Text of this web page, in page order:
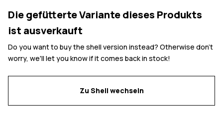
Die gefütterte Variante dieses Produkts
ist ausverkauft
Do you want to buy the shell version instead? Otherwise don't
worry, we'll let you know if it comes back in stock!
Zu Shell wechseln